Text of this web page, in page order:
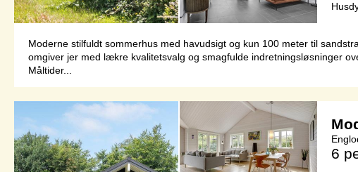
Moderne stilfuldt sommerhus med havudsigt og kun 100 meter til
omgiver jer med lækre kvalitetsvalg og smagfulde indretningsløsninger
Måltider...
6